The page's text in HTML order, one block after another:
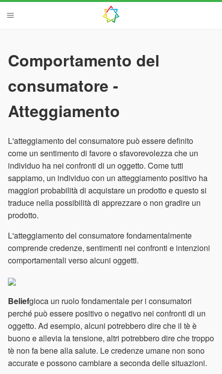
Comportamento del
consumatore -
Atteggiamento
L'atteggiamento del consumatore può essere definito
come un sentimento di favore o sfavorevolezza che un
individuo ha nei confronti di un oggetto. Come tutti
sappiamo, un individuo con un atteggiamento positivo ha
maggiori probabilità di acquistare un prodotto e questo si
traduce nella possibilità di apprezzare o non gradire un
prodotto.
L'atteggiamento del consumatore fondamentalmente
comprende credenze, sentimenti nei confronti e intenzioni
comportamentali verso alcuni oggetti.
Beliefgioca un ruolo fondamentale per i consumatori
perché può essere positivo o negativo nei confronti di un
oggetto. Ad esempio, alcuni potrebbero dire che il tè è
buono e allevia la tensione, altri potrebbero dire che troppo
tè non fa bene alla salute. Le credenze umane non sono
accurate e possono cambiare a seconda delle situazioni.